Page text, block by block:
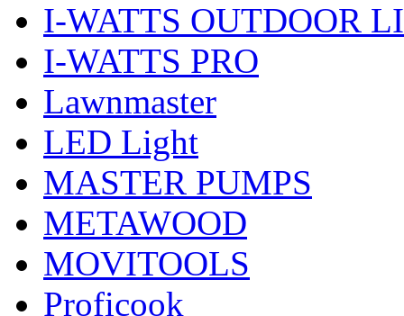
I-WATTS OUTDOOR
I-WATTS PRO
Lawnmaster
LED Light
MASTER PUMPS
METAWOOD
MOVITOOLS
Proficook